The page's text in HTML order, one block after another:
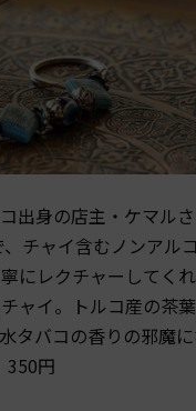
出身の店主・ケマル
チャイ含むノンアル
にレクチャーしてく
ャイ。トルコ産の茶
タバコの香りの邪魔
350円